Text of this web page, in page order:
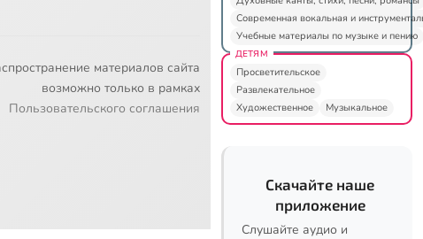
материалов сайта
возможно только в рамках
Пользовательского соглашения
Современная вокальная и
Учебные материалы по музыке и пению
ДЕТЯМ
Просветительское
Развлекательное
Художественное
Музыкальное
Скачайте наше
приложение
Слушайте аудио и